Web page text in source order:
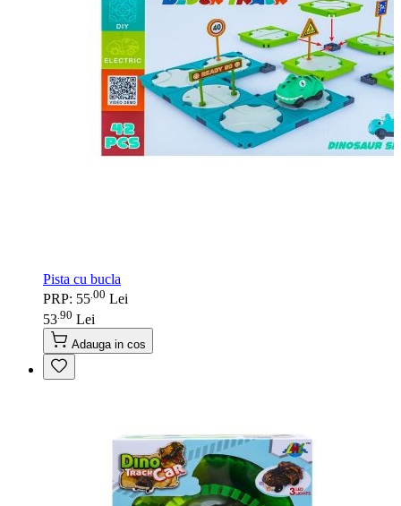
Pista cu bucla
PRP: 55 00 Lei
53 90 Lei
Adauga in cos